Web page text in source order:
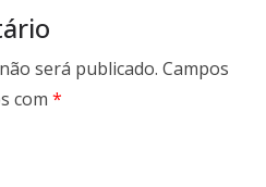
será publicado. Campos
com *